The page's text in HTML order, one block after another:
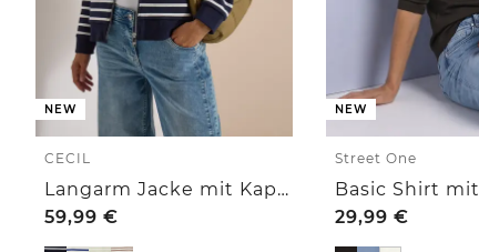
NEW
CECIL
Langarm Jacke mit Kapuze und Struktur
59,99 €
NEW
Street One
29,99 €